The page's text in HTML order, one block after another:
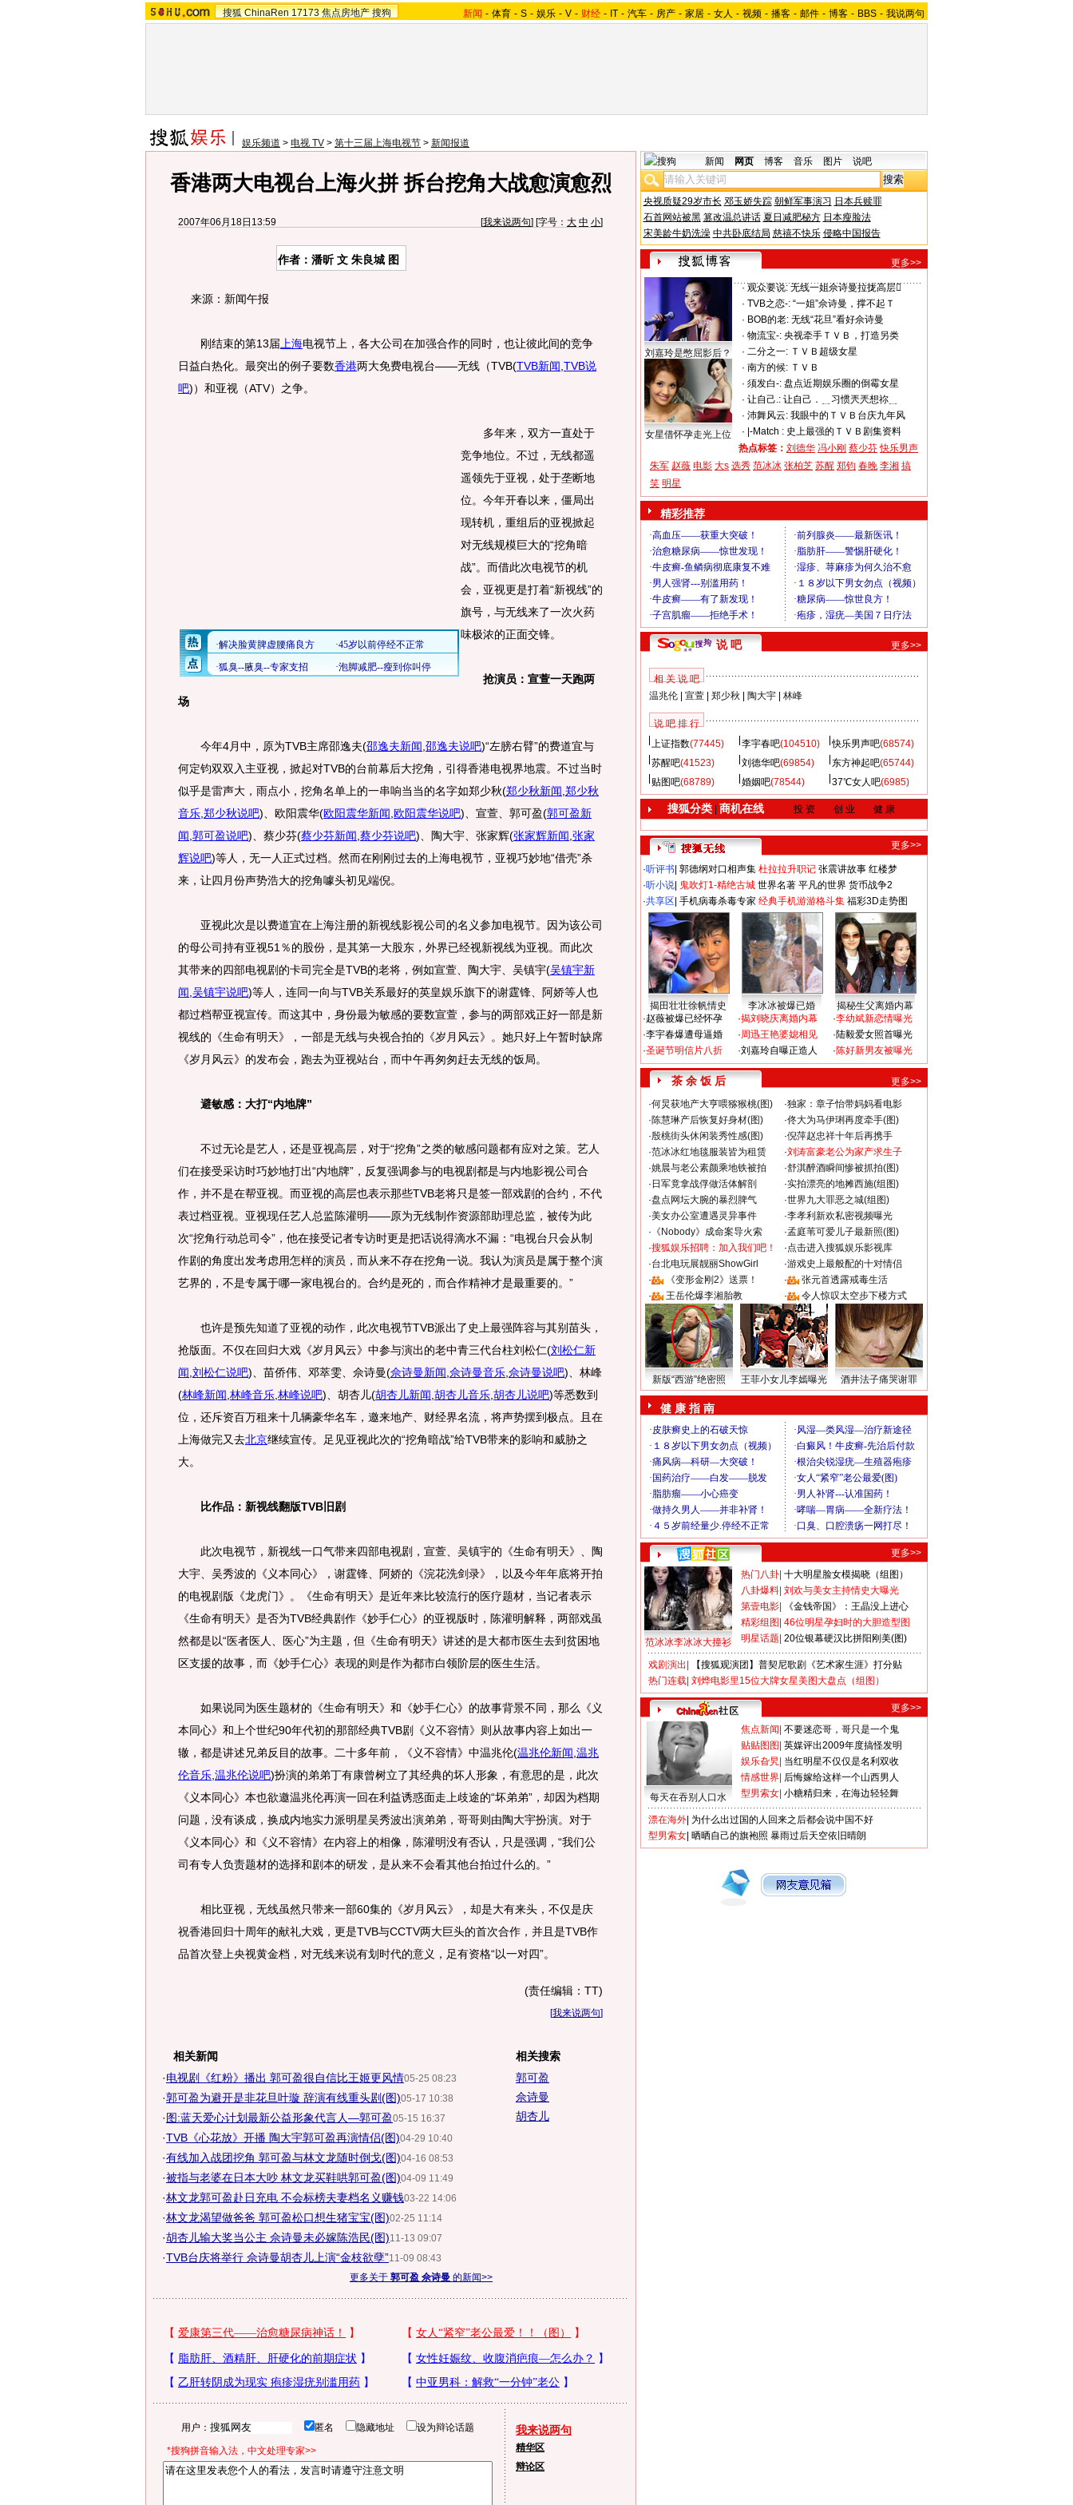
搜狐 ChinaRen 17173 焦点房地产 搜狗 新闻 - 体育 - S - 娱乐 - V - 财经 - IT - 汽车 - 房产 - 家居 - 女人 - 视频 - 播客 - 邮件 - 博客 - BBS - 我说两句
娱乐频道 > 电视 TV > 第十三届上海电视节 > 新闻报道
香港两大电视台上海火拼 拆台挖角大战愈演愈烈
2007年06月18日13:59 [我来说两句] [字号： 大 中 小]
作者：潘昕 文 朱良城 图
来源：新闻午报
刚结束的第13届 上海电视节上，各大公司在加强合作的同时，也让彼此间的竞争
日益白热化。最突出的例子要数香港两大免费电视台——无线（TVB(TVB新闻 TVB说
吧)）和亚视（ATV）之争。
多年来，双方一直处于
竞争地位。不过，无线都遥
遥领先于亚视，处于垄断地
位。今年开春以来，僵局出
现转机，重组后的亚视掀起
对无线规模巨大的“挖角暗
战”。而借此次电视节的机
会，亚视更是打着“新视线”的
旗号，与无线来了一次火药
味极浓的正面交锋。
抢演员：宣萱一天跑两
场
今年4月中，原为TVB主席邵逸夫(邵逸夫新闻 邵逸夫说吧)“左膀右臂”的费道宜与
何定钧双双入主亚视，掀起对TVB的台前幕后大挖角，引得香港电视界地震。不过当时
似乎是雷声大，雨点小，挖角名单上的一串响当当的名字如郑少秋(郑少秋新闻 郑少秋
音乐 郑少秋说吧) 、欧阳震华(欧阳震华新闻 欧阳震华说吧) 、宣萱、郭可盈(郭可盈新
闻 郭可盈说吧) 、蔡少芬(蔡少芬新闻 蔡少芬说吧) 、陶大宇、张家辉(张家辉新闻 张家
辉说吧)等人，无一人正式过档。然而在刚刚过去的上海电视节，亚视巧妙地“借壳”杀
来，让四月份声势浩大的挖角噱头初见端倪。
亚视此次是以费道宜在上海注册的新视线影视公司的名义参加电视节。因为该公司
的母公司持有亚视51％的股份，是其第一大股东，外界已经视新视线为亚视。而此次
其带来的四部电视剧的卡司完全是TVB的老将，例如宣萱、陶大宇、吴镇宇(吴镇宇新
闻 吴镇宇说吧)等人，连同一向与TVB关系最好的英皇娱乐旗下的谢霆锋、阿娇等人也
都过档帮亚视宣传。而这其中，身份最为敏感的要数宣萱，参与的两部戏正好一部是新
视线的《生命有明天》，一部是无线与央视合拍的《岁月风云》。她只好上午暂时缺席
《岁月风云》的发布会，跑去为亚视站台，而中午再匆匆赶去无线的饭局。
避敏感：大打“内地牌”
不过无论是艺人，还是亚视高层，对于“挖角”之类的敏感问题都有应对之策。艺人
们在接受采访时巧妙地打出“内地牌”，反复强调参与的电视剧都是与内地影视公司合
作，并不是在帮亚视。而亚视的高层也表示那些TVB老将只是签一部戏剧的合约，不代
表过档亚视。亚视现任艺人总监陈灌明——原为无线制作资源部助理总监，被传为此
次“挖角行动总司令”，他在接受记者专访时更是把话说得滴水不漏：“电视台只会从制
作剧的角度出发考虑用怎样的演员，而从来不存在挖角一说。我认为演员是属于整个演
艺界的，不是专属于哪一家电视台的。合约是死的，而合作精神才是最重要的。”
也许是预先知道了亚视的动作，此次电视节TVB派出了史上最强阵容与其别苗头，
抢版面。不仅在回归大戏《岁月风云》中参与演出的老中青三代台柱刘松仁(刘松仁新
闻 刘松仁说吧) 、苗侨伟、邓萃雯、佘诗曼(佘诗曼新闻 佘诗曼音乐 佘诗曼说吧) 、林峰
(林峰新闻 林峰音乐 林峰说吧) 、胡杏儿(胡杏儿新闻 胡杏儿音乐 胡杏儿说吧)等悉数到
位，还斥资百万租来十几辆豪华名车，邀来地产、财经界名流，将声势摆到极点。且在
上海做完又去北京继续宣传。足见亚视此次的“挖角暗战”给TVB带来的影响和威胁之
大。
比作品：新视线翻版TVB旧剧
此次电视节，新视线一口气带来四部电视剧，宣萱、吴镇宇的《生命有明天》、陶
大宇、吴秀波的《义本同心》，谢霆锋、阿娇的《浣花洗剑录》，以及今年年底将开拍
的电视剧版《龙虎门》。《生命有明天》是近年来比较流行的医疗题材，当记者表示
《生命有明天》是否为TVB经典剧作《妙手仁心》的亚视版时，陈灌明解释，两部戏虽
然都是以“医者医人、医心”为主题，但《生命有明天》讲述的是大都市医生去到贫困地
区支援的故事，而《妙手仁心》表现的则是作为都市白领阶层的医生生活。
如果说同为医生题材的《生命有明天》和《妙手仁心》的故事背景不同，那么《义
本同心》和上个世纪90年代初的那部经典TVB剧《义不容情》则从故事内容上如出一
辙，都是讲述兄弟反目的故事。二十多年前，《义不容情》中温兆伦(温兆伦新闻 温兆
伦音乐 温兆伦说吧)扮演的弟弟丁有康曾树立了其经典的坏人形象，有意思的是，此次
《义本同心》本也欲邀温兆伦再演一回在利益诱惑面走上歧途的“坏弟弟”，却因为档期
问题，没有谈成，换成内地实力派明星吴秀波出演弟弟，哥哥则由陶大宇扮演。对于
《义本同心》和《义不容情》在内容上的相像，陈灌明没有否认，只是强调，“我们公
司有专人负责题材的选择和剧本的研发，是从来不会看其他台拍过什么的。”
相比亚视，无线虽然只带来一部60集的《岁月风云》，却是大有来头，不仅是庆
祝香港回归十周年的献礼大戏，更是TVB与CCTV两大巨头的首次合作，并且是TVB作
品首次登上央视黄金档，对无线来说有划时代的意义，足有资格“以一对四”。
(责任编辑：TT)
[我来说两句]
相关新闻
·电视剧《红粉》播出 郭可盈很自信比王姬更风情05-25 08:23
·郭可盈为避开是非花旦叶璇 辞演有线重头剧(图)05-17 10:38
·图:蓝天爱心计划最新公益形象代言人—郭可盈05-15 16:37
·TVB《心花放》开播 陶大宇郭可盈再演情侣(图)04-29 10:40
·有线加入战团挖角 郭可盈与林文龙随时倒戈(图)04-16 08:53
·被指与老婆在日本大吵 林文龙买鞋哄郭可盈(图)04-09 11:49
·林文龙郭可盈赴日充电 不会标榜夫妻档名义赚钱03-22 14:06
·林文龙渴望做爸爸 郭可盈松口想生猪宝宝(图)02-25 11:14
·胡杏儿输大奖当公主 佘诗曼未必嫁陈浩民(图)11-13 09:07
·TVB台庆将举行 佘诗曼胡杏儿上演“金枝欲孽”11-09 08:43
更多关于 郭可盈 佘诗曼 的新闻>>
相关搜索
郭可盈
佘诗曼
胡杏儿
用户： 匿名 隐藏地址 设为辩论话题
*搜狗拼音输入法，中文处理专家>>
我来说两句
精华区
辩论区
新闻 网页 博客 音乐 图片 说吧
央视质疑29岁市长 邓玉娇失踪 朝鲜军事演习 日本兵赎罪
石首网站被黑 篡改温总讲话 夏日减肥秘方 日本瘦脸法
宋美龄牛奶洗澡 中共卧底结局 慈禧不快乐 侵略中国报告
更多>>
刘嘉玲是憋屈影后？
女星借怀孕走光上位
· 观众要说: 无线一姐佘诗曼拉拢高层
· TVB之恋-: “一姐”佘诗曼，撑不起Ｔ
· BOB的老: 无线“花旦”看好佘诗曼
· 物流宝-: 央视牵手ＴＶＢ，打造另类
· 二分之一: ＴＶＢ超级女星
· 南方的候: ＴＶＢ
· 须发白-: 盘点近期娱乐圈的倒霉女星
· 让自己.: 让自己．﹎习惯兲兲想祢﹎
· 沛舞风云: 我眼中的ＴＶＢ台庆九年风
· |-Match : 史上最强的ＴＶＢ剧集资料
热点标签： 刘德华 冯小刚 蔡少芬 快乐男声
朱军 赵薇 电影 大s 选秀 范冰冰 张柏芝 苏醒 郑钧 春晚 李湘 搞
笑 明星
精彩推荐
说 吧 更多>>
相 关 说 吧
温兆伦| 宣萱| 郑少秋 陶大宇| 林峰
说 吧 排 行
上证指数(77445) 李宇春吧(104510) 快乐男声吧(68574)
苏醒吧(41523) 刘德华吧(69854) 东方神起吧(65744)
贴图吧(68789) 婚姻吧(78544) 37℃女人吧(6985)
搜狐分类| 商机在线 投 资 创 业 健 康
更多>>
·听评书 郭德纲对口相声集 杜拉拉升职记 张震讲故事 红楼梦
·听小说 鬼吹灯1-精绝古城 世界名著 平凡的世界 货币战争2
·共享区 手机病毒杀毒专家 经典手机游游格斗集 福彩3D走势图
揭田壮壮徐帆情史 李冰冰被爆已婚
揭秘生父离婚内幕
·赵薇被爆已经怀孕
·李宇春爆遭母逼婚
·圣诞节明信片八折
·揭刘晓庆离婚内幕
·周迅王艳婆媳相见
·刘嘉玲自曝正造人
·李幼斌新恋情曝光
·陆毅爱女照首曝光
·陈好新男友被曝光
茶 余 饭 后
更多>>
·何炅获地产大亨喂猕猴桃(图) ·独家：章子怡带妈妈看电影
·陈慧琳产后恢复好身材(图) ·佟大为马伊琍再度牵手(图)
·殷桃街头休闲装秀性感(图) ·倪萍赵忠祥十年后再携手
·范冰冰红地毯服装皆为租赁 ·刘涛富豪老公为家产求生子
·姚晨与老公素颜乘地铁被拍 ·舒淇醉酒瞬间惨被抓拍(图)
· 日军竟拿战俘做活体解剖 ·实拍漂亮的地摊西施(组图)
·盘点网坛大腕的暴烈脾气 ·世界九大罪恶之城(组图)
·美女办公室遭遇灵异事件 ·李孝利新欢私密视频曝光
· 《Nobody》成命案导火索 ·孟庭苇可爱儿子最新照(图)
·搜狐娱乐招聘：加入我们吧！ ·点击进入搜狐娱乐影视库
·台北电玩展靓丽ShowGirl ·游戏史上最般配的十对情侣
·
《变形金刚2》送票！ ·
张元首透露戒毒生活
·
王岳伦爆李湘胎教 · 令人惊叹太空步下楼方式
新版“西游”绝密照 王菲小女儿李嫣曝光 酒井法子痛哭谢罪
健 康 指 南
更多>>
范冰冰李冰冰大撞衫
热门八卦 十大明星脸女模揭晓（组图）
八卦爆料 刘欢与美女主持情史大曝光
第壹电影
《金钱帝国》：王晶没上进心
精彩组图 46位明星孕妇时的大胆造型图
明星话题 20位银幕硬汉比拼阳刚美(图)
戏剧演出
【搜狐观演团】普契尼歌剧《艺术家生涯》打分贴
热门连载 刘烨电影里15位大牌女星美图大盘点（组图）
更多>>
每天在吞别人口水
焦点新闻 不要迷恋哥，哥只是一个鬼
贴贴图图 英媒评出2009年度搞怪发明
娱乐旮旯 当红明星不仅仅是名利双收
情感世界 后悔嫁给这样一个山西男人
型男索女 小糖精归来，在海边轻轻舞
漂在海外 为什么出过国的人回来之后都会说中国不好
型男索女 晒晒自己的旗袍照 暴雨过后天空依旧晴朗